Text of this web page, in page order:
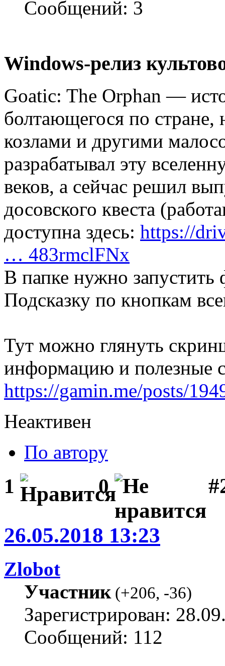
Сообщений: 3
Windows-релиз
Goatic: The Orphan —
болтающегося по стране,
козлами и другими
разрабатывал эту
веков, а сейчас решил
досовского квеста
доступна здесь: https://
… 483rmclFNx
В папке нужно
Подсказку по кнопкам
Тут можно глянуть
информацию и полезные
https://gamin.me/posts/
Неактивен
По автору
1 0
26.05.2018 13:23
Zlobot
Участник(+206, -36)
Зарегистрирован:
Сообщений: 112